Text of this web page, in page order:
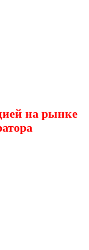
на рынке